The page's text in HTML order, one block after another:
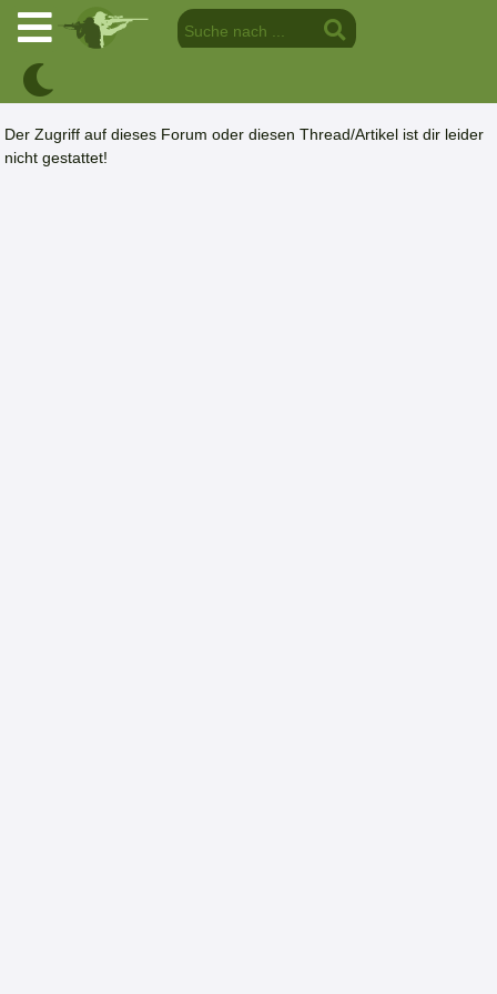
Der Zugriff auf dieses Forum oder diesen Thread/Artikel ist dir leider
nicht gestattet!